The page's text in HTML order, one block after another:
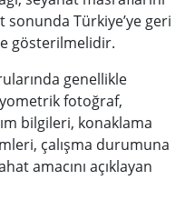
sonunda Türkiye’ye geri
gösterilmelidir.
genellikle
fotoğraf,
bilgileri, konaklama
çalışma durumuna
amacını açıklayan